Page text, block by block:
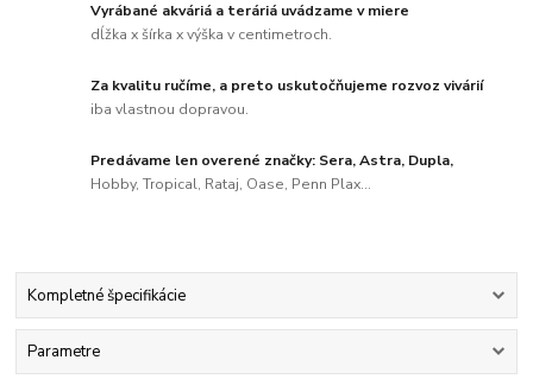
Vyrábané akváriá a teráriá uvádzame v miere
dĺžka x šírka x výška v centimetroch.
Za kvalitu ručíme, a preto uskutočňujeme rozvoz vivárií
iba vlastnou dopravou.
Predávame len overené značky: Sera, Astra, Dupla,
Hobby, Tropical, Rataj, Oase, Penn Plax...
Kompletné špecifikácie
Parametre